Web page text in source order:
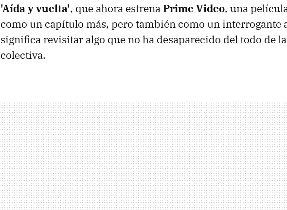
'Aída y vuelta', que ahora estrenaPrime Video, una
como un capítulo más, pero también como un interrogante
significa revisitar algo que no ha desaparecido del todo de
colectiva.